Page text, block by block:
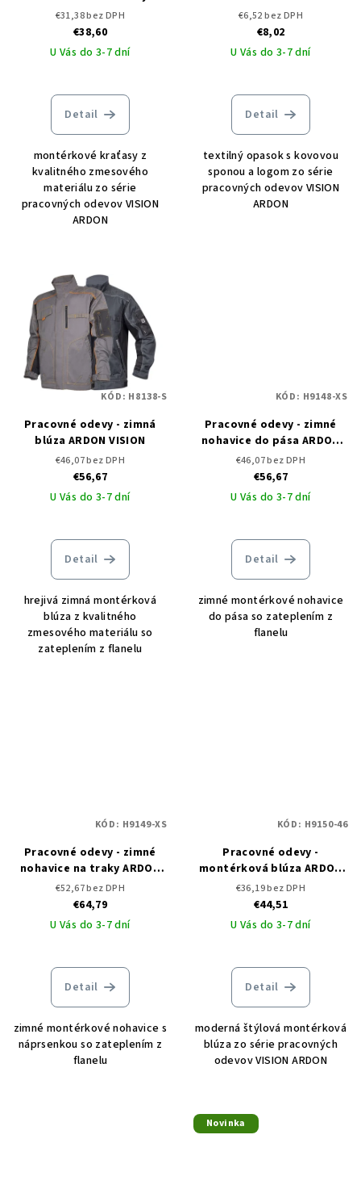
ARDON VISION
€31,38 bez DPH
€38,60
U Vás do 3-7 dní
Detail
montérkové kraťasy z
kvalitného zmesového
materiálu zo série
pracovných odevov VISION
ARDON
€6,52 bez DPH
€8,02
U Vás do 3-7 dní
Detail
textilný opasok s kovovou
sponou a logom zo série
pracovných odevov VISION
ARDON
Pracovné odevy - zimná
blúza ARDON VISION
€46,07 bez DPH
€56,67
U Vás do 3-7 dní
Detail
hrejivá zimná montérková
blúza z kvalitného
zmesového materiálu so
zateplením z flanelu
KÓD: H8138-S
Pracovné odevy - zimné
nohavice do pása ARDON
VISION
€46,07 bez DPH
€56,67
U Vás do 3-7 dní
Detail
zimné montérkové nohavice
do pása so zateplením z
flanelu
KÓD: H9148-XS
Pracovné odevy - zimné
nohavice na traky ARDON
VISION
€52,67 bez DPH
€64,79
U Vás do 3-7 dní
Detail
zimné montérkové nohavice s
náprsenkou so zateplením z
flanelu
KÓD: H9149-XS
Pracovné odevy -
montérková blúza ARDON
VISION
€36,19 bez DPH
€44,51
U Vás do 3-7 dní
Detail
moderná štýlová montérková
blúza zo série pracovných
odevov VISION ARDON
KÓD: H9150-46
Novinka